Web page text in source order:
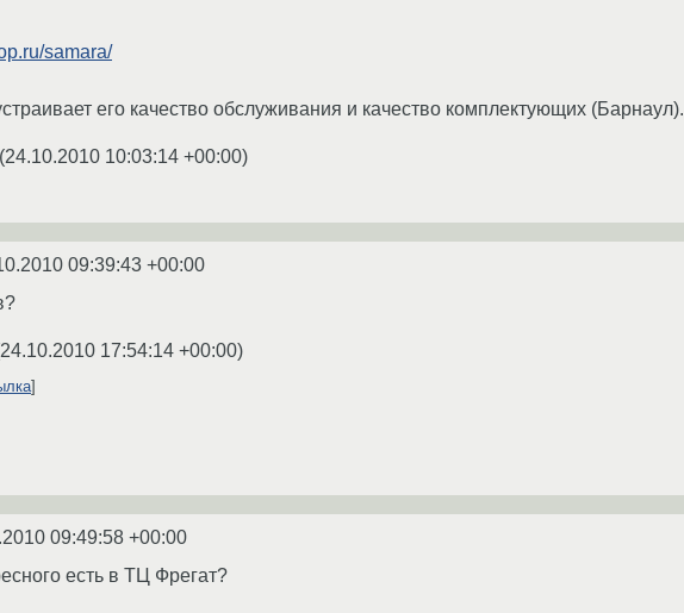
samara/
его качество обслуживания и качество комплектующих (Барнаул).
(24.10.2010 10:03:14 +00:00)
09:39:43 +00:00
24.10.2010 17:54:14 +00:00)
09:49:58 +00:00
есть в ТЦ Фрегат?